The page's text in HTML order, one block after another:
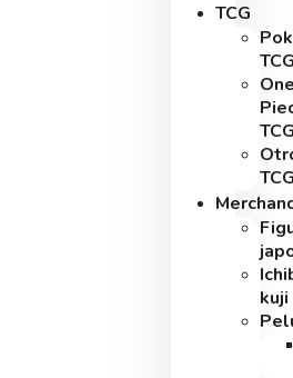
TCG
kuji